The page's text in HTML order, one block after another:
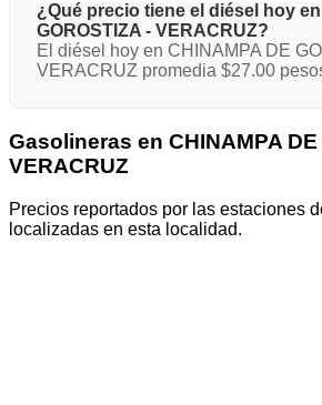
¿Qué precio tiene el diésel hoy
GOROSTIZA - VERACRUZ?
El diésel hoy en CHINAMPA DE
VERACRUZ promedia $27.00
Gasolineras en CHINAMPA DE
VERACRUZ
Precios reportados por las estaciones
localizadas en esta localidad.